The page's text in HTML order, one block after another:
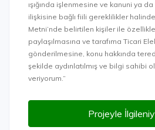
ışığında işlenmesine ve kanuni ya
ilişkisine bağlı fiili gereklilikler
Metni’nde belirtilen kişiler ile
paylaşılmasına ve tarafıma Ticari
gönderilmesine, konu hakkında
şekilde aydınlatılmış ve bilgi sahibi
veriyorum.”
Projeyle